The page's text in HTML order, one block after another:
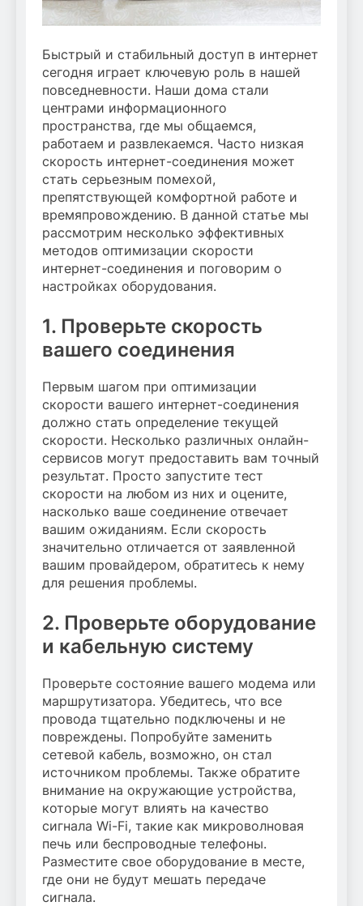
Быстрый и стабильный доступ в интернет
сегодня играет ключевую роль в нашей
повседневности. Наши дома стали
центрами информационного
пространства, где мы общаемся,
работаем и развлекаемся. Часто низкая
скорость интернет-соединения может
стать серьезным помехой,
препятствующей комфортной работе и
времяпровождению. В данной статье мы
рассмотрим несколько эффективных
методов оптимизации скорости
интернет-соединения и поговорим о
настройках оборудования.
1. Проверьте скорость
вашего соединения
Первым шагом при оптимизации
скорости вашего интернет-соединения
должно стать определение текущей
скорости. Несколько различных онлайн-
сервисов могут предоставить вам точный
результат. Просто запустите тест
скорости на любом из них и оцените,
насколько ваше соединение отвечает
вашим ожиданиям. Если скорость
значительно отличается от заявленной
вашим провайдером, обратитесь к нему
для решения проблемы.
2. Проверьте оборудование
и кабельную систему
Проверьте состояние вашего модема или
маршрутизатора. Убедитесь, что все
провода тщательно подключены и не
повреждены. Попробуйте заменить
сетевой кабель, возможно, он стал
источником проблемы. Также обратите
внимание на окружающие устройства,
которые могут влиять на качество
сигнала Wi-Fi, такие как микроволновая
печь или беспроводные телефоны.
Разместите свое оборудование в месте,
где они не будут мешать передаче
сигнала.